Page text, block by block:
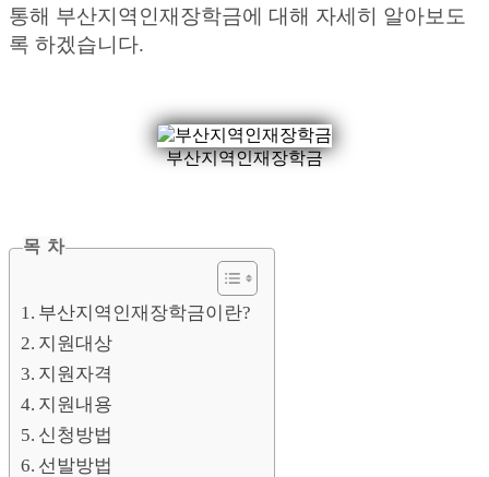
통해 부산지역인재장학금에 대해 자세히 알아보도
록 하겠습니다.
부산지역인재장학금
목 차
부산지역인재장학금이란?
지원대상
지원자격
지원내용
신청방법
선발방법